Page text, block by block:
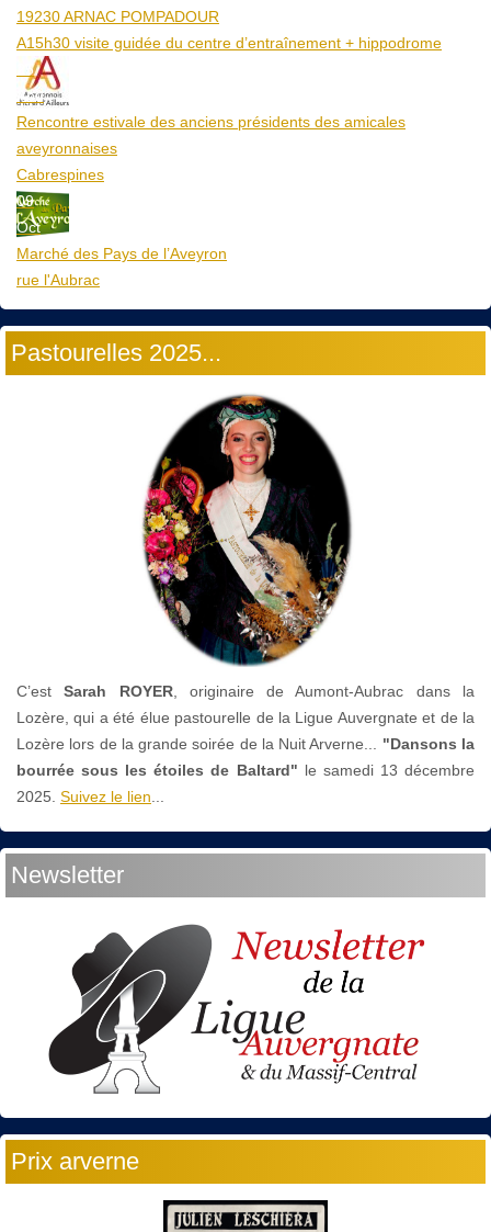
19230 ARNAC POMPADOUR
A15h30 visite guidée du centre d’entraînement + hippodrome
25
Aoû
Rencontre estivale des anciens présidents des amicales
aveyronnaises
Cabrespines
09
Oct
Marché des Pays de l’Aveyron
rue l'Aubrac
Pastourelles 2025...
C’estSarah ROYER, originaire de Aumont-Aubrac dans la
Lozère, qui a été élue pastourelle de la Ligue Auvergnate et de la
Lozère lors de la grande soirée de la Nuit Arverne...
"Dansons la
bourrée sous les étoiles de Baltard" le samedi 13 décembre
2025. Suivez le lien
Newsletter
Prix arverne